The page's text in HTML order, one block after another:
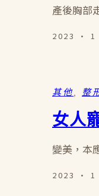
產後胸部
2023 · 1
其他 整
女人
變美，本
2023 · 1